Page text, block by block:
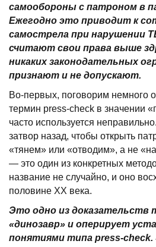
самообороны с патроном в
Ежегодно это приводит к
самострела при нарушении
считают свои права выше
никаких законодательных
признают и не допускают.
Во-первых, поговорим немного
термин press-check в значении
часто используется
затвор назад, чтобы открыть
«тянем» или «отводим», а не
— это один из конкретных
название не случайно, и оно
половине XX века.
Это одно из доказательств
«динозавр» и оперирует
понятиями типа press-